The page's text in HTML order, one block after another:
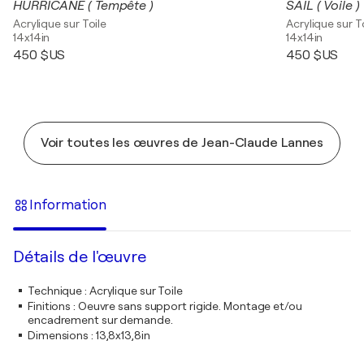
HURRICANE ( Tempête )
Acrylique sur Toile
14x14in
450 $US
SAIL ( Voile )
Acrylique sur
14x14in
450 $US
Voir toutes les œuvres de Jean-Claude Lannes
Information
Détails de l'œuvre
Technique: Acrylique sur Toile
Finitions : Oeuvre sans support rigide. Montage et/ou
encadrement sur demande.
Dimensions : 13,8x13,8in